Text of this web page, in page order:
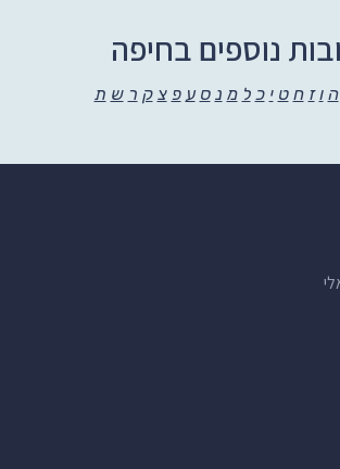
נוספים בחיפה
ה ו ז ח ט י כ ל מ נ ס ע פ צ ק ר ש ת